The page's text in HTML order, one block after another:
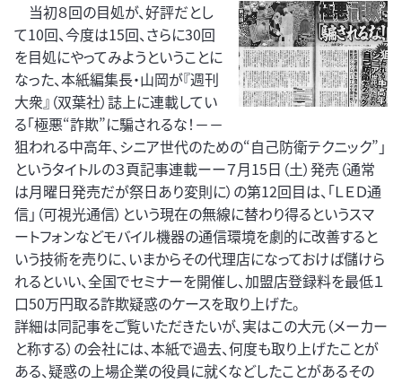
当初８回の目処が、好評だとし
て10回、今度は15回、さらに30回
を目処にやってみようということに
なった、本紙編集長・山岡が『週刊
大衆』（双葉社）誌上に連載してい
る「極悪“詐欺”に騙されるな！－－
狙われる中高年、シニア世代のための“自己防衛テクニック”」
というタイトルの３頁記事連載ーー７月15日（土）発売（通常
は月曜日発売だが祭日あり変則に）の第12回目は、「ＬＥＤ通
信」（可視光通信）という現在の無線に替わり得るというスマ
ートフォンなどモバイル機器の通信環境を劇的に改善すると
いう技術を売りに、いまからその代理店になっておけば儲けら
れるといい、全国でセミナーを開催し、加盟店登録料を最低１
口50万円取る詐欺疑惑のケースを取り上げた。
詳細は同記事をご覧いただきたいが、実はこの大元（メーカー
と称する）の会社には、本紙で過去、何度も取り上げたことが
ある、疑惑の上場企業の役員に就くなどしたことがあるその